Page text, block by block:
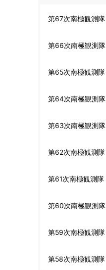
ビ
ゲ
シ
ョ
第67次南極観測隊
第66次南極観測隊
第65次南極観測隊
第64次南極観測隊
第63次南極観測隊
第62次南極観測隊
第61次南極観測隊
第60次南極観測隊
第59次南極観測隊
第58次南極観測隊